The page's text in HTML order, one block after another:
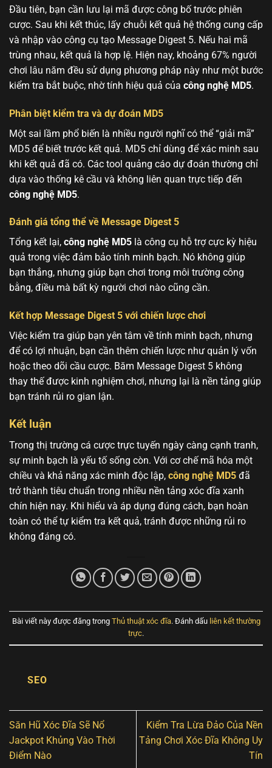
Đầu tiên, bạn cần lưu lại mã được công bố trước phiên
cược. Sau khi kết thúc, lấy chuỗi kết quả hệ thống cung cấp
và nhập vào công cụ tạo Message Digest 5. Nếu hai mã
trùng nhau, kết quả là hợp lệ. Hiện nay, khoảng 67% người
chơi lâu năm đều sử dụng phương pháp này như một bước
kiểm tra bắt buộc, nhờ tính hiệu quả của công nghệ MD5.
Phân biệt kiểm tra và dự đoán MD5
Một sai lầm phổ biến là nhiều người nghĩ có thể “giải mã”
MD5 để biết trước kết quả. MD5 chỉ dùng để xác minh sau
khi kết quả đã có. Các tool quảng cáo dự đoán thường chỉ
dựa vào thống kê cầu và không liên quan trực tiếp đến
công nghệ MD5.
Đánh giá tổng thể về Message Digest 5
Tổng kết lại, công nghệ MD5 là công cụ hỗ trợ cực kỳ hiệu
quả trong việc đảm bảo tính minh bạch. Nó không giúp
bạn thắng, nhưng giúp bạn chơi trong môi trường công
bằng, điều mà bất kỳ người chơi nào cũng cần.
Kết hợp Message Digest 5 với chiến lược chơi
Việc kiểm tra giúp bạn yên tâm về tính minh bạch, nhưng
để có lợi nhuận, bạn cần thêm chiến lược như quản lý vốn
hoặc theo dõi cầu cược. Băm Message Digest 5 không
thay thế được kinh nghiệm chơi, nhưng lại là nền tảng giúp
bạn tránh rủi ro gian lận.
Kết luận
Trong thị trường cá cược trực tuyến ngày càng cạnh tranh,
sự minh bạch là yếu tố sống còn. Với cơ chế mã hóa một
chiều và khả năng xác minh độc lập, công nghệ MD5 đã
trở thành tiêu chuẩn trong nhiều nền tảng xóc đĩa xanh
chín hiện nay. Khi hiểu và áp dụng đúng cách, bạn hoàn
toàn có thể tự kiểm tra kết quả, tránh được những rủi ro
không đáng có.
Bài viết này được đăng trong Thủ thuật xóc đĩa. Đánh dấu liên kết thường
trực.
SEO
Săn Hũ Xóc Đĩa Sẽ Nổ
Jackpot Khủng Vào Thời
Điểm Nào
Kiểm Tra Lừa Đảo Của Nền
Tảng Chơi Xóc Đĩa Không Uy
Tín